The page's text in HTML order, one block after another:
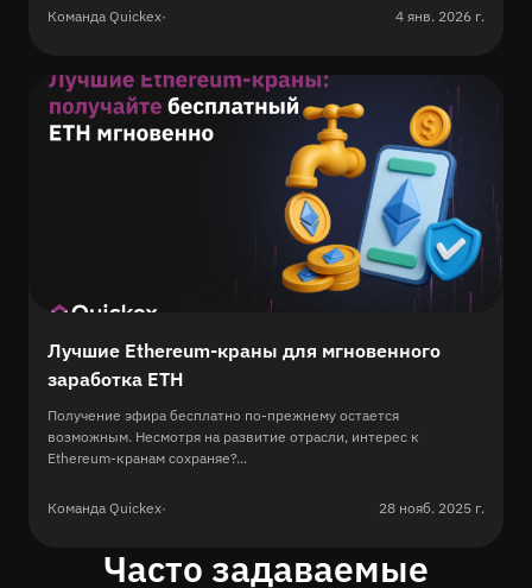
Команда Quickex· 4 янв. 2026 г.
Лучшие Ethereum-краны для мгновенного
заработка ETH
Получение эфира бесплатно по-прежнему остается
возможным. Несмотря на развитие отрасли, интерес к
Ethereum-кранам сохраняе?...
Команда Quickex· 28 нояб. 2025 г.
Часто задаваемые